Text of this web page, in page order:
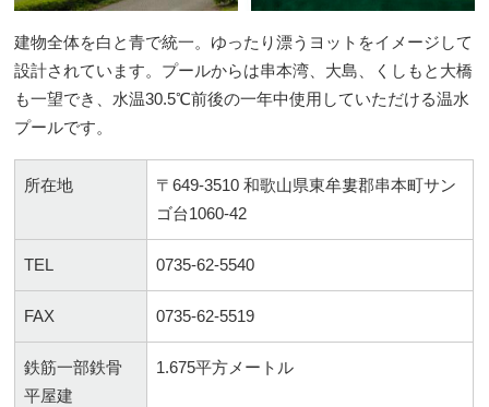
建物全体を白と青で統一。ゆったり漂うヨットをイメージして
設計されています。プールからは串本湾、大島、くしもと大橋
も一望でき、水温30.5℃前後の一年中使用していただける温水
プールです。
所在地
〒649-3510 和歌山県東牟婁郡串本町サン
ゴ台1060-42
TEL 0735-62-5540
FAX 0735-62-5519
鉄筋一部鉄骨
平屋建
1.675平方メートル